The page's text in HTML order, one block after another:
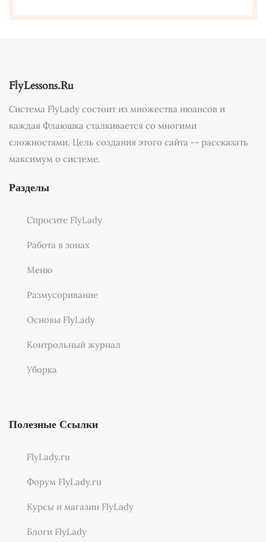
FlyLessons.Ru
Система FlyLady состоит из множества нюансов и
каждая Флаюшка сталкивается со многими
сложностями. Цель создания этого сайта -- рассказать
максимум о системе.
Разделы
Спросите FlyLady
Работа в зонах
Меню
Размусоривание
Основы FlyLady
Контрольный журнал
Уборка
Полезные Ссылки
FlyLady.ru
Форум FlyLady.ru
Курсы и магазин FlyLady
Блоги FlyLady